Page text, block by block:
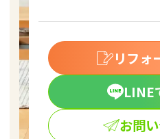
リフォ
LINE
お問